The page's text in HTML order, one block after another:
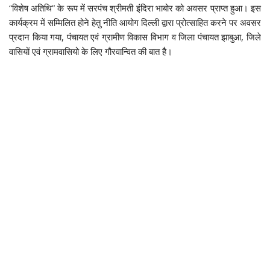
“विशेष अतिथि” के रूप में सरपंच श्रीमती इंदिरा भाबोर को अवसर प्राप्त हुआ। इस
कार्यक्रम में सम्मिलित होने हेतु नीति आयोग दिल्ली द्वारा प्रोत्साहित करने पर अवसर
प्रदान किया गया, पंचायत एवं ग्रामीण विकास विभाग व जिला पंचायत झाबुआ, जिले
वासियों एवं ग्रामवासियो के लिए गौरवान्वित की बात है।